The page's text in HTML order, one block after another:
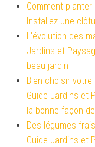
Comment
Installez une
L'évolution des
Jardins et
beau jardin
Bien choisir
Guide Jardins et
la bonne façon
Des légumes
Guide Jardins et